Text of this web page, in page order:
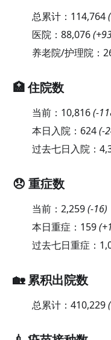
总累计： 114,764(
医院： 88,076(
养老院/护理院：
🏥 住院数
当前： 10,816(-
本日入院： 624(-
过去七日入院：
😞 重症数
当前： 2,259(-16)
本日重症： 159(
过去七日重症：
🏡 累积出院数
总累计： 410,229(